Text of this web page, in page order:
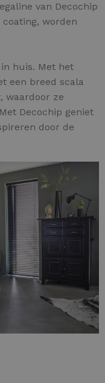
van Decochip
worden
huis. Met het
een breed scala
waardoor ze
Decochip geniet
door de